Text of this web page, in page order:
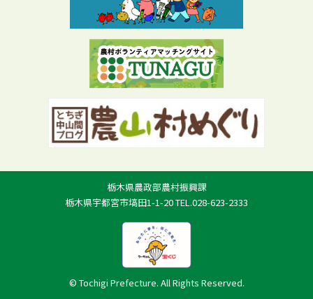
栃木県農政部農村振興課
栃木県宇都宮市塙田1-1-20 TEL.028-623-2333
© Tochigi Prefecture. All Rights Reserved.